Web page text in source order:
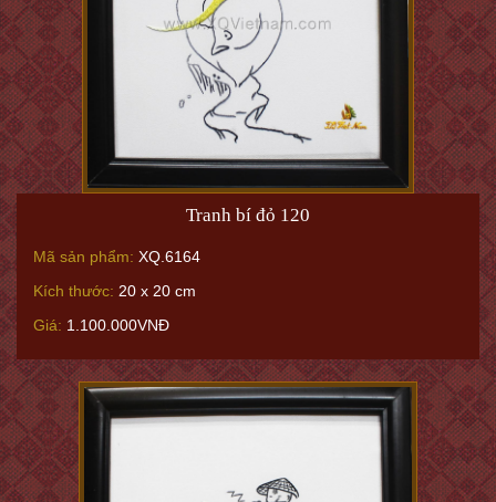
Tranh bí đỏ 120
Mã sản phẩm: XQ.6164
Kích thước: 20 x 20 cm
Giá: 1.100.000VNĐ